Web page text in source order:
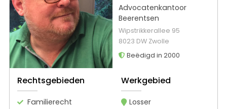
Advocatenkantoor
Beerentsen
Wipstrikkerallee 95
8023 DW Zwolle
Beëdigd in 2000
Rechtsgebieden
Familierecht
Werkgebied
Losser